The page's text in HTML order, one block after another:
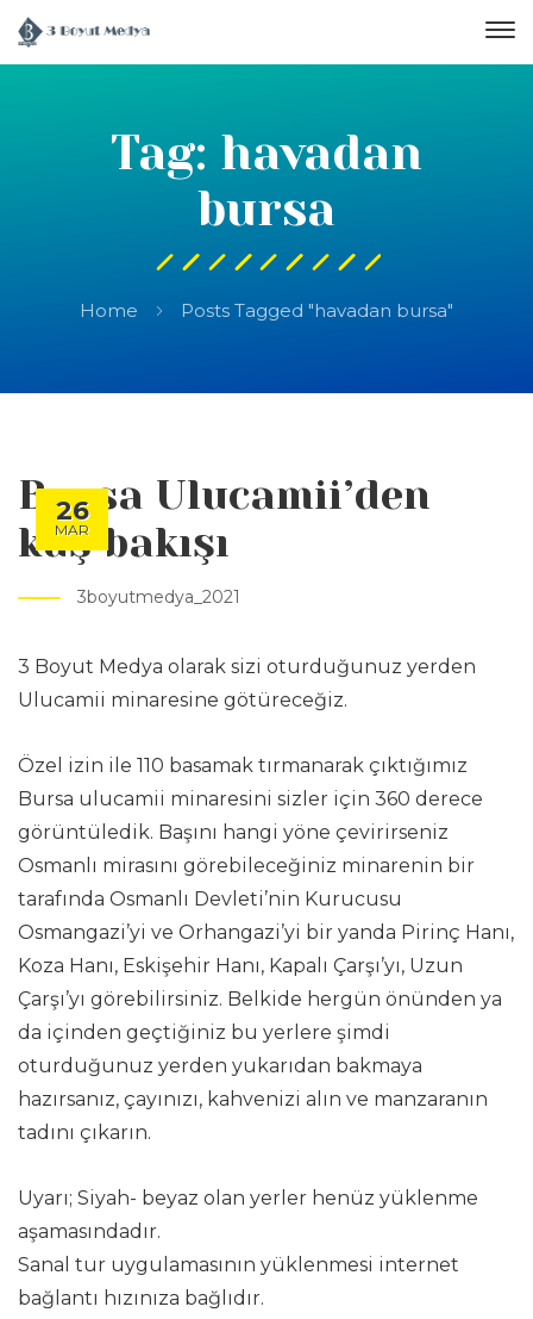
Tag: havadan
bursa
Home Posts Tagged "havadan bursa"
26
MAR
Bursa Ulucamii’den
kuş bakışı
3boyutmedya_2021
3 Boyut Medya olarak sizi oturduğunuz yerden
Ulucamii minaresine götüreceğiz.
Özel izin ile 110 basamak tırmanarak çıktığımız
Bursa ulucamii minaresini sizler için 360 derece
görüntüledik. Başını hangi yöne çevirirseniz
Osmanlı mirasını görebileceğiniz minarenin bir
tarafında Osmanlı Devleti’nin Kurucusu
Osmangazi’yi ve Orhangazi’yi bir yanda Pirinç Hanı,
Koza Hanı, Eskişehir Hanı, Kapalı Çarşı’yı, Uzun
Çarşı’yı görebilirsiniz. Belkide hergün önünden ya
da içinden geçtiğiniz bu yerlere şimdi
oturduğunuz yerden yukarıdan bakmaya
hazırsanız, çayınızı, kahvenizi alın ve manzaranın
tadını çıkarın.
Uyarı; Siyah- beyaz olan yerler henüz yüklenme
aşamasındadır.
Sanal tur uygulamasının yüklenmesi internet
bağlantı hızınıza bağlıdır.